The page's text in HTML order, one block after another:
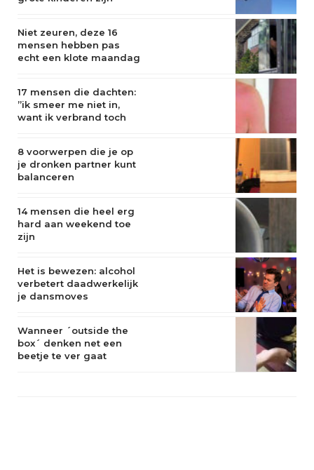
Niet zeuren, deze 16
mensen hebben pas
echt een klote maandag
17 mensen die dachten:
”ik smeer me niet in,
want ik verbrand toch
8 voorwerpen die je op
je dronken partner kunt
balanceren
14 mensen die heel erg
hard aan weekend toe
zijn
Het is bewezen: alcohol
verbetert daadwerkelijk
je dansmoves
Wanneer ´outside the
box´ denken net een
beetje te ver gaat